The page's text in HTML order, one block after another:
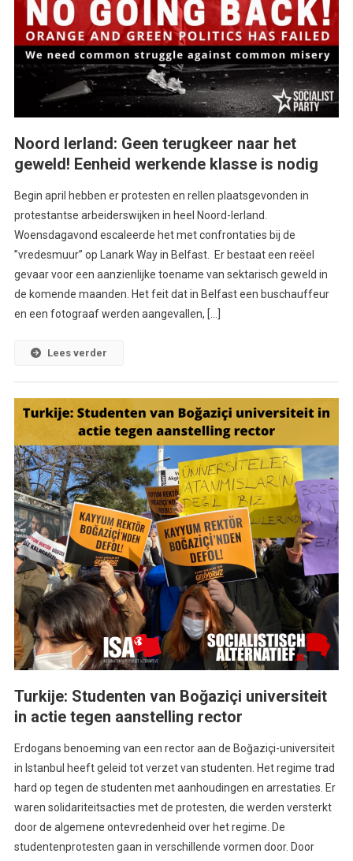
Noord Ierland: Geen terugkeer naar het
geweld! Eenheid werkende klasse is nodig
Begin april hebben er protesten en rellen plaatsgevonden in
protestantse arbeiderswijken in heel Noord-Ierland.
Woensdagavond escaleerde het met confrontaties bij de
”vredesmuur” op Lanark Way in Belfast. Er bestaat een reëel
gevaar voor een aanzienlijke toename van sektarisch geweld in
de komende maanden. Het feit dat in Belfast een buschauffeur
en een fotograaf werden aangevallen, […]
Lees verder
Turkije: Studenten van Boğaziçi universiteit
in actie tegen aanstelling rector
Erdogans benoeming van een rector aan de Boğaziçi-universiteit
in Istanbul heeft geleid tot verzet van studenten. Het regime trad
hard op tegen de studenten met aanhoudingen en arrestaties. Er
waren solidariteitsacties met de protesten, die werden versterkt
door de algemene ontevredenheid over het regime. De
studentenprotesten gaan in verschillende vormen door. Door